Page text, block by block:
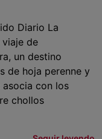
Diario La
de
un destino
de hoja perenne y
asocia con los
chollos